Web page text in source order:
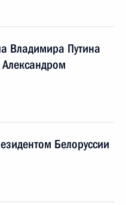
Владимира Путина
Белоруссии